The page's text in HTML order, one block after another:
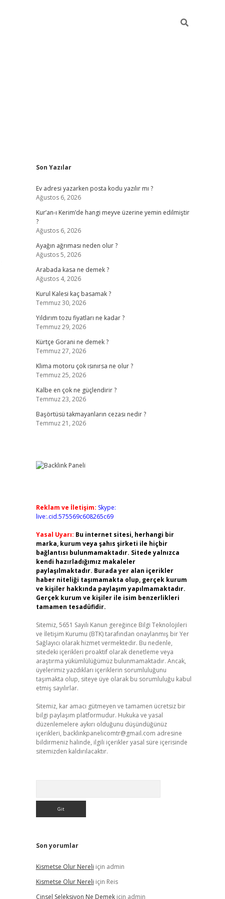
Sidebar
Son Yazılar
Ev adresi yazarken posta kodu yazılır mı ?
Ağustos 6, 2026
Kur’an-ı Kerim’de hangi meyve üzerine yemin edilmiştir
?
Ağustos 6, 2026
Ayağın ağrıması neden olur ?
Ağustos 5, 2026
Arabada kasa ne demek ?
Ağustos 4, 2026
Kurul Kalesi kaç basamak ?
Temmuz 30, 2026
Yıldırım tozu fiyatları ne kadar ?
Temmuz 29, 2026
Kürtçe Gorani ne demek ?
Temmuz 27, 2026
Klima motoru çok ısınırsa ne olur ?
Temmuz 25, 2026
Kalbe en çok ne güçlendirir ?
Temmuz 23, 2026
Başörtüsü takmayanların cezası nedir ?
Temmuz 21, 2026
Reklam ve İletişim: Skype:
live:.cid.575569c608265c69
Yasal Uyarı: Bu internet sitesi, herhangi bir
marka, kurum veya şahıs şirketi ile hiçbir
bağlantısı bulunmamaktadır. Sitede yalnızca
kendi hazırladığımız makaleler
paylaşılmaktadır. Burada yer alan içerikler
haber niteliği taşımamakta olup, gerçek kurum
ve kişiler hakkında paylaşım yapılmamaktadır.
Gerçek kurum ve kişiler ile isim benzerlikleri
tamamen tesadüfidir.
Sitemiz, 5651 Sayılı Kanun gereğince Bilgi Teknolojileri
ve İletişim Kurumu (BTK) tarafından onaylanmış bir Yer
Sağlayıcı olarak hizmet vermektedir. Bu nedenle,
sitedeki içerikleri proaktif olarak denetleme veya
araştırma yükümlülüğümüz bulunmamaktadır. Ancak,
üyelerimiz yazdıkları içeriklerin sorumluluğunu
taşımakta olup, siteye üye olarak bu sorumluluğu kabul
etmiş sayılırlar.
Sitemiz, kar amacı gütmeyen ve tamamen ücretsiz bir
bilgi paylaşım platformudur. Hukuka ve yasal
düzenlemelere aykırı olduğunu düşündüğünüz
içerikleri, backlinkpanelicomtr@gmail.com adresine
bildirmeniz halinde, ilgili içerikler yasal süre içerisinde
sitemizden kaldırılacaktır.
Son yorumlar
Kismetse Olur Nereli için admin
Kismetse Olur Nereli için Reis
Cinsel Seleksiyon Ne Demekiçin admin